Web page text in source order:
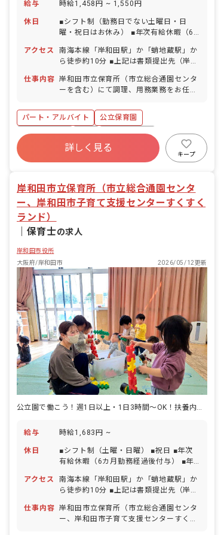
給与 時給1,458円 ~ 1,550円
休日
■シフト制（勤務日でない土曜日・日
曜・祝日はお休み） ■年次有給休暇（6
忌引休暇 ※以下適応条件ありの休暇 ■夏
季休暇（6月～10月） ■結婚休暇 ■不妊
治療のための休暇 ■産前産後・育児休暇
■介護・看護休瑕
アクセス
南海本線「岸和田駅」か「蛸地蔵駅」か
ら徒歩約10分 ■上記は書類提出先（岸和
は配属先により異なります。 ■各施設へ
は自転車通勤も可能です。 ■マイカー通
仕事内容 岸和田市立保育所（市立総合通園センタ
ーを含む）にて調理、用務業務をお任せ
食調理業務、用務等
パート・アルバイト
公立保育園
社会保険完備
有給
福利厚生充実
産休育休制度
未経験歓迎
詳しく見る
キープ
岸和田市立保育所（市立総合通園センタ
ー、岸和田市子育て支援センターすくすく
ランド）
保育士の求人
岸和田市役所
大阪府/岸和田市
2026/05/12更新
給与 時給1,683円 ~
休日
■シフト制（土曜・日曜） ■祝日 ■年次
有給休暇（6カ月勤務経過後付与） ■年
りの休暇 ■夏季休暇（6月～10月） ■結
婚休暇 ■不妊治療のための休暇 ■産前産
後・育児休暇 ■介護・看護休暇
アクセス
南海本線「岸和田駅」か「蛸地蔵駅」か
ら徒歩約10分 ■上記は書類提出先（岸和
は配属先により異なります。 ■各施設へ
はバイク、自転車通勤も可能です。 ■マ
仕事内容 岸和田市立保育所（市立総合通園センタ
ー、岸和田市子育て支援センターすくす